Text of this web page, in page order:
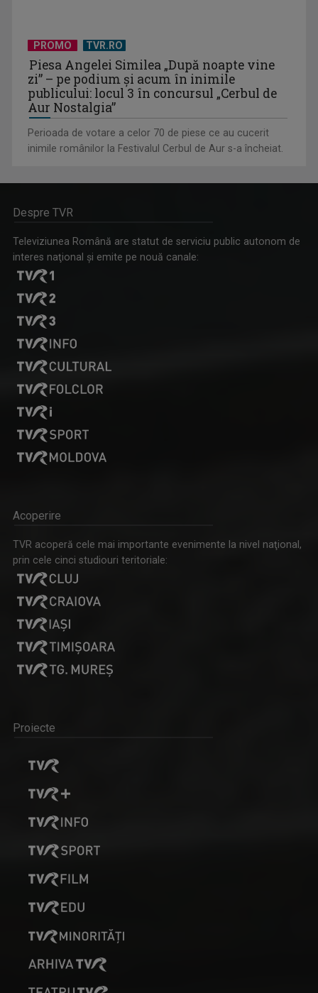
PROMO TVR.RO
Piesa Angelei Similea „După noapte vine
zi” – pe podium şi acum în inimile
publicului: locul 3 în concursul „Cerbul de
Aur Nostalgia”
Perioada de votare a celor 70 de piese ce au cucerit
inimile românilor la Festivalul Cerbul de Aur s-a încheiat.
Despre TVR
Televiziunea Română are statut de serviciu public autonom de
interes naţional şi emite pe nouă canale:
Acoperire
TVR acoperă cele mai importante evenimente la nivel naţional,
prin cele cinci studiouri teritoriale:
Proiecte